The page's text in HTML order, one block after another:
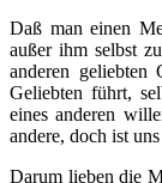
Daß man einen
außer ihm selbst
anderen
Geliebten führt,
eines anderen
andere, doch ist
Darum lieben die